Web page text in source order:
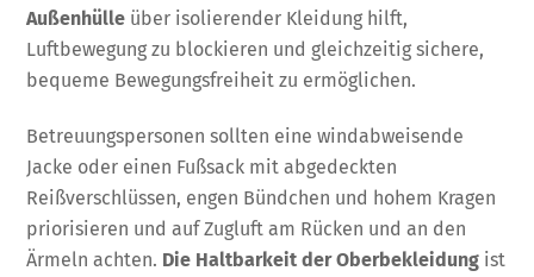
Außenhülle über isolierender Kleidung hilft,
Luftbewegung zu blockieren und gleichzeitig sichere,
bequeme Bewegungsfreiheit zu ermöglichen.
Betreuungspersonen sollten eine windabweisende
Jacke oder einen Fußsack mit abgedeckten
Reißverschlüssen, engen Bündchen und hohem Kragen
priorisieren und auf Zugluft am Rücken und an den
Ärmeln achten. Die Haltbarkeit der Oberbekleidung ist